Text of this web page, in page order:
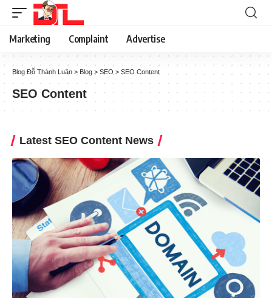
Marketing Complaint Advertise
Blog Đỗ Thành Luân > Blog > SEO > SEO Content
SEO Content
Latest SEO Content News